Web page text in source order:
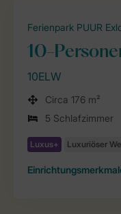
Ferienpark PUUR
10-
10ELW
Circa 176 m²
5 Schlafzimmer